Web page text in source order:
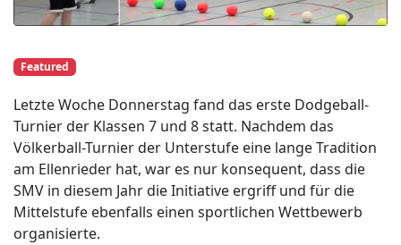
Featured
Letzte Woche Donnerstag fand das erste Dodgeball-
Turnier der Klassen 7 und 8 statt. Nachdem das
Völkerball-Turnier der Unterstufe eine lange Tradition
am Ellenrieder hat, war es nur konsequent, dass die
SMV in diesem Jahr die Initiative ergriff und für die
Mittelstufe ebenfalls einen sportlichen Wettbewerb
organisierte.